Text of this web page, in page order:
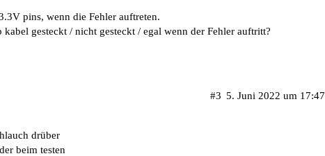
pins, wenn die Fehler auftreten.
gesteckt / nicht gesteckt / egal wenn der Fehler auftritt?
5. Juni 2022 um 17:47
#3
drüber
beim testen